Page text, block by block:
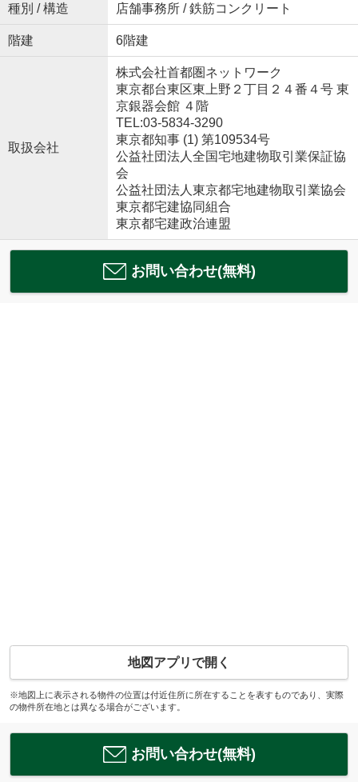
種別 / 構造 店舗事務所 / 鉄筋コンクリート
階建 6階建
取扱会社
株式会社首都圏ネットワーク
東京都台東区東上野２丁目２４番４号 東
京銀器会館 ４階
TEL:03-5834-3290
東京都知事 (1) 第109534号
公益社団法人全国宅地建物取引業保証協
会
公益社団法人東京都宅地建物取引業協会
東京都宅建協同組合
東京都宅建政治連盟
お問い合わせ(無料)
地図アプリで開く
※地図上に表示される物件の位置は付近住所に所在することを表すものであり、実際
の物件所在地とは異なる場合がございます。
お問い合わせ(無料)